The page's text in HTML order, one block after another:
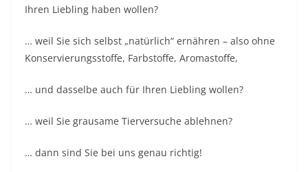
Ihren Liebling haben wollen?
… weil Sie sich selbst „natürlich“ ernähren – also ohne
Konservierungsstoffe, Farbstoffe, Aromastoffe,
… und dasselbe auch für Ihren Liebling wollen?
… weil Sie grausame Tierversuche ablehnen?
… dann sind Sie bei uns genau richtig!